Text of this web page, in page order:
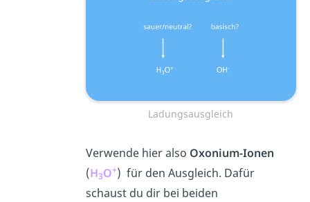
Ladungsausgleich
Verwende hier also Oxonium-Ionen
(H3O+) für den Ausgleich. Dafür
schaust du dir bei beiden